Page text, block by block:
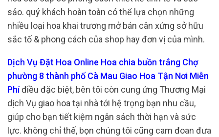
sảo. quý khách hoàn toàn có thể lựa chọn những
nhiều loại hoa khai trương mở bán cân xứng sở hữu
sắc tố & phong cách của shop hay đơn vị của mình.
Dịch Vụ Đặt Hoa Online Hoa chia buồn trắng Chợ
phường 8 thành phố Cà Mau Giao Hoa Tận Nơi Miễn
Phíđiều đặc biệt, bên tôi còn cung ứng Thương Mại
dịch Vụ giao hoa tại nhà tới hệ trọng bạn nhu cầu,
giúp cho bạn tiết kiệm ngân sách thời hạn và sức
lực. không chỉ thế, bọn chúng tôi cũng cam đoan đưa